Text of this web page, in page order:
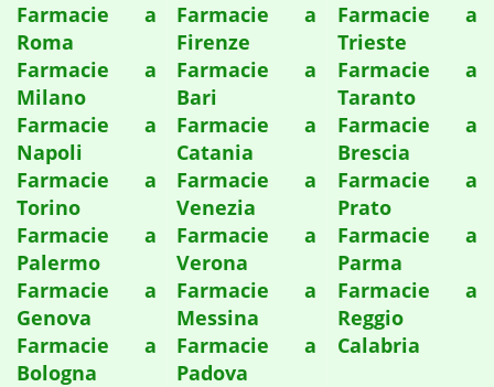
Farmacie a
Roma
Farmacie a
Milano
Farmacie a
Napoli
Farmacie a
Torino
Farmacie a
Palermo
Farmacie a
Genova
Farmacie a
Bologna
Farmacie a
Firenze
Farmacie a
Bari
Farmacie a
Catania
Farmacie a
Venezia
Farmacie a
Verona
Farmacie a
Messina
Farmacie a
Padova
Farmacie a
Trieste
Farmacie a
Taranto
Farmacie a
Brescia
Farmacie a
Prato
Farmacie a
Parma
Farmacie a
Reggio
Calabria